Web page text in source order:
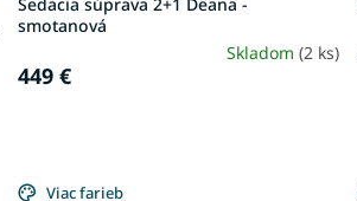
smotanová
Skladom (2 ks)
449 €
Viac farieb